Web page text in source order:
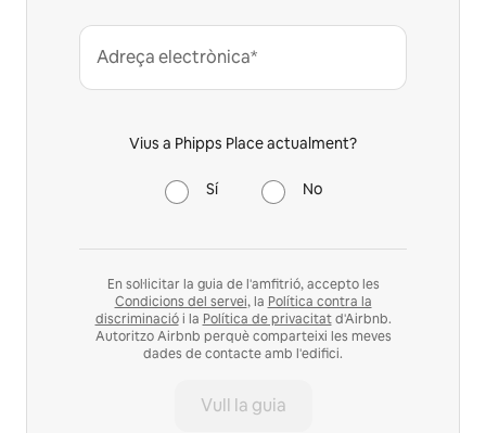
Adreça electrònica*
Vius a Phipps Place actualment?
Sí No
En sol·licitar la guia de l'amfitrió, accepto les
Condicions del servei, la Política contra la
discriminaciói la Política de privacitatd'Airbnb.
Autoritzo Airbnb perquè comparteixi les meves
dades de contacte amb l'edifici.
Vull la guia